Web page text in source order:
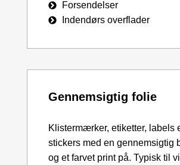
Forsendelser
Indendørs overflader
Gennemsigtig folie
Klistermærker, etiketter, labels
stickers med en gennemsigtig
og et farvet print på. Typisk til